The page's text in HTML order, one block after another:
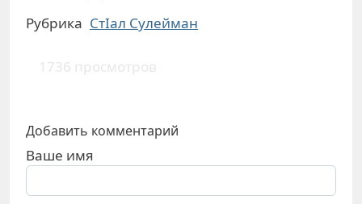
Рубрика СтIал Сулейман
1736 просмотров
Добавить комментарий
Ваше имя